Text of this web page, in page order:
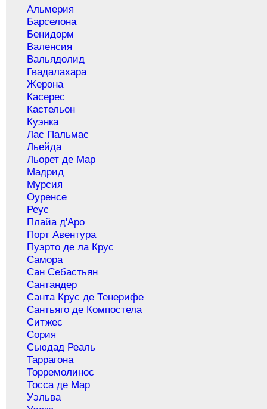
Альмерия
Барселона
Бенидорм
Валенсия
Вальядолид
Гвадалахара
Жерона
Касерес
Кастельон
Куэнка
Лас Пальмас
Льейда
Льорет де Мар
Мадрид
Мурсия
Оуренсе
Реус
Плайа д'Аро
Порт Авентура
Пуэрто де ла Крус
Самора
Сан Себастьян
Сантандер
Санта Крус де Тенерифе
Сантьяго де Компостела
Ситжес
Сория
Сьюдад Реаль
Таррагона
Торремолинос
Тосса де Мар
Уэльва